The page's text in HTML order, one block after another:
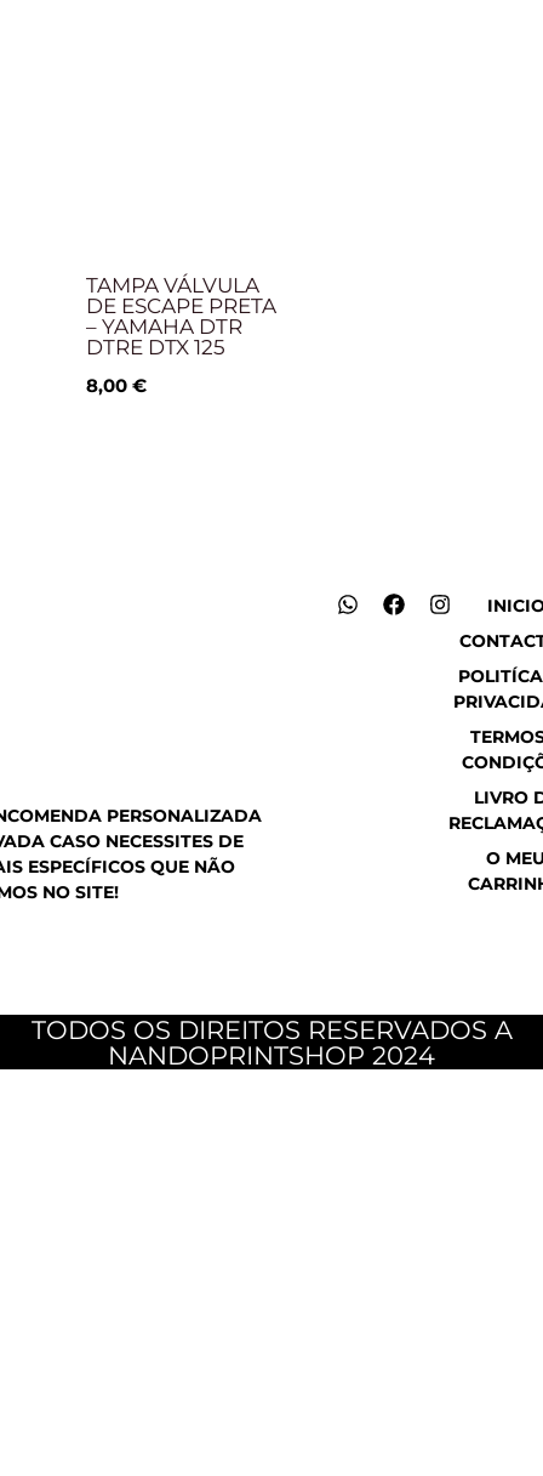
TAMPA VÁLVULA
DE ESCAPE PRETA
– YAMAHA DTR
DTRE DTX 125
8,00 €
PERSONALIZADA
CASO NECESSITES DE
ESPECÍFICOS QUE NÃO
NO SITE!
LIVRO
O
W
F
I
TODOS OS DIREITOS RESERVADOS A
NANDOPRINTSHOP 2024